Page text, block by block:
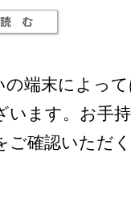
の端末によっ
います。お手
ご確認いただ